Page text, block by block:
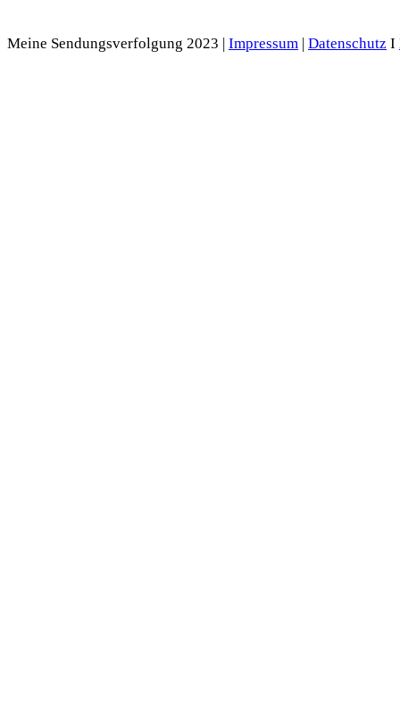
Meine Sendungsverfolgung 2023 | Impressum | Datenschutz I